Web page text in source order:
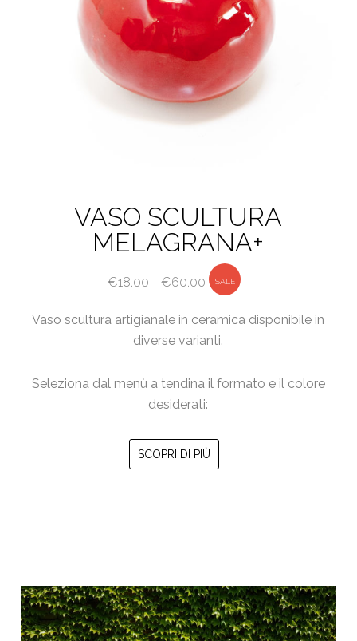
VASO SCULTURA
MELAGRANA+
€18.00 - €60.00 Fascia
di
prezzo:
da
a
€60.00
SALE
Vaso scultura artigianale in ceramica disponibile in
diverse varianti.
Seleziona dal menù a tendina il formato e il colore
desiderati:
Questo
prodotto
opzioni
possono
essere
SCOPRI DI PIÙ